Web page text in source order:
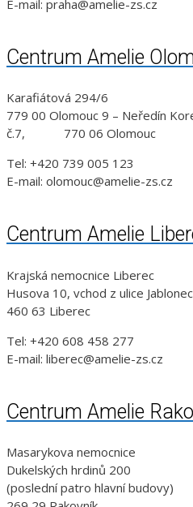
E-mail: praha@amelie-zs.cz
Centrum Amelie
Karafiátová 294/6
779 00 Olomouc 9 – Neředín
č.7, 770 06 Olomouc
Tel: +420 739 005 123
E-mail: olomouc@amelie-zs.cz
Centrum Amelie
Krajská nemocnice Liberec
Husova 10, vchod z ulice
460 63 Liberec
Tel: +420 608 458 277
E-mail: liberec@amelie-zs.cz
Centrum Amelie
Masarykova nemocnice
Dukelských hrdinů 200
(poslední patro hlavní budovy)